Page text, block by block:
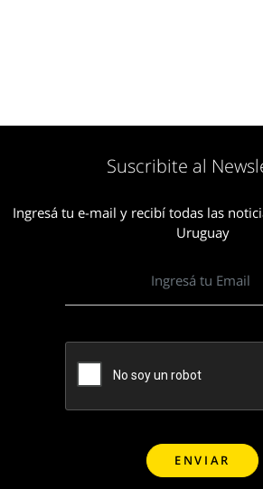
Suscribite al
Ingresá tu e-mail y recibí todas las
Uruguay